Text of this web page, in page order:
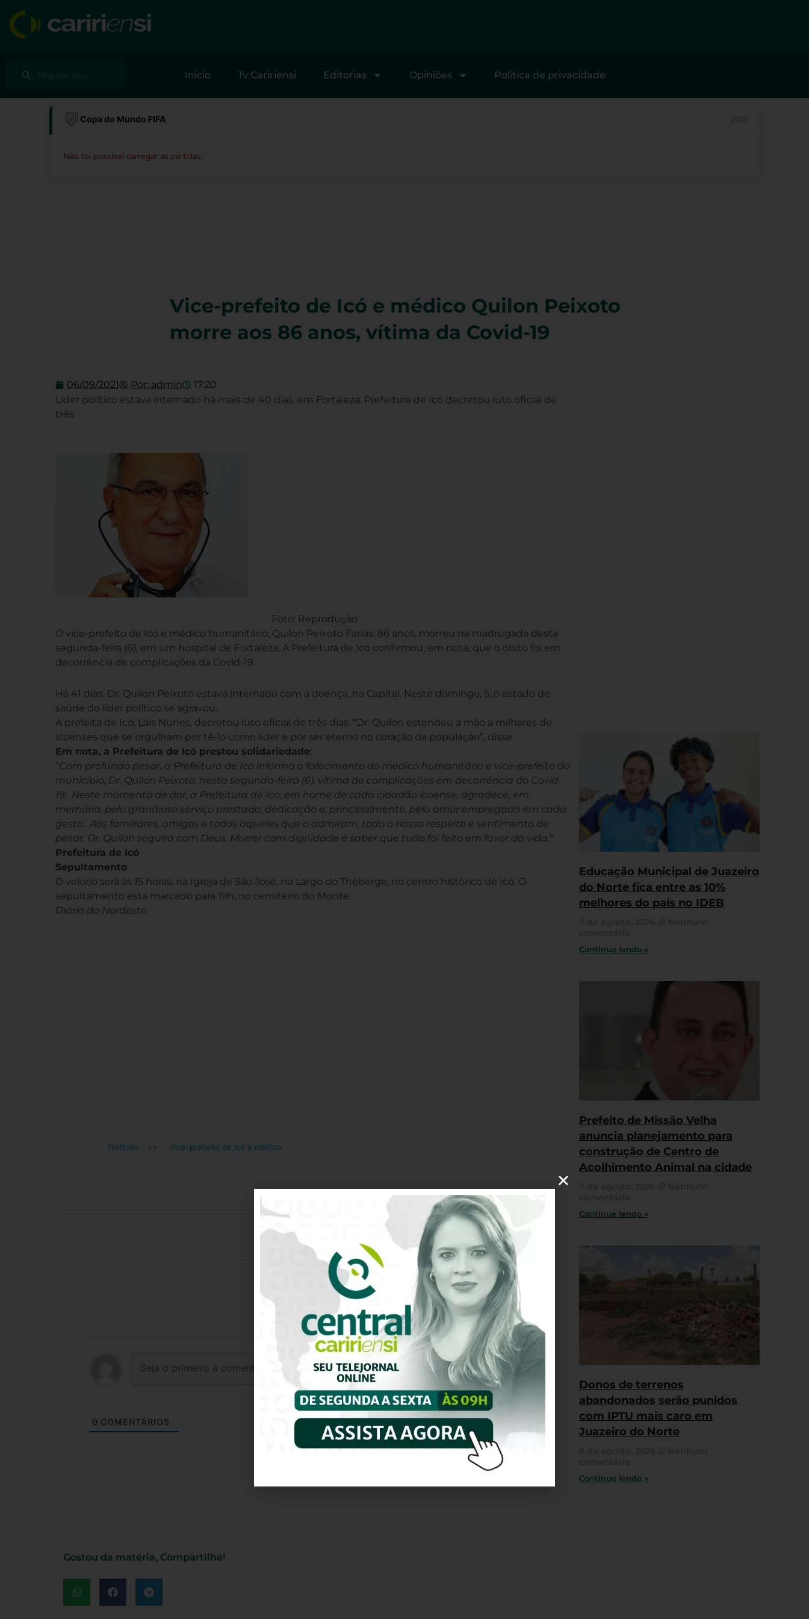
para
Pesquisar
Início Tv Caririensi Editorias Opiniões Política de privacidade
Copa do Mundo FIFA
Não foi possível carregar as partidas.
Vice-prefeito de Icó e médico Quilon Peixoto
morre aos 86 anos, vítima da Covid-19
06/09/2021 Por: admin
17:20
Líder político estava internado há mais de 40 dias, em Fortaleza. Prefeitura de Icó decretou luto oficial de
três
Foto: Reprodução
O vice-prefeito de Icó e médico humanitário, Quilon Peixoto Farias, 86 anos, morreu na madrugada desta
segunda-feira (6), em um hospital de Fortaleza. A Prefeitura de Icó confirmou, em nota, que o óbito foi em
decorrência de complicações da Covid-19.
Há 41 dias, Dr. Quilon Peixoto estava internado com a doença, na Capital. Neste domingo, 5, o estado de
saúde do líder político se agravou.
A prefeita de Icó, Laís Nunes, decretou luto oficial de três dias. “Dr. Quilon estendeu a mão a milhares de
icoenses que se orgulham por tê-lo como líder e por ser eterno no coração da população”, disse.
Em nota, a Prefeitura de Icó prestou solidariedade:
“Com profundo pesar, a Prefeitura de Icó informa o falecimento do médico humanitário e vice-prefeito do
município, Dr. Quilon Peixoto, nesta segunda-feira (6), vítima de complicações em decorrência do Covid-
19. Neste momento de dor, a Prefeitura de Icó, em nome de cada cidadão icoense, agradece, em
memória, pelo grandioso serviço prestado, dedicação e, principalmente, pelo amor empregado em cada
gesto. Aos familiares, amigos e todos aqueles que o admiram, todo o nosso respeito e sentimento de
pesar. Dr. Quilon seguirá com Deus. Morrer com dignidade é saber que tudo foi feito em favor da vida.“
Prefeitura de Icó
Sepultamento
O velório será às 15 horas, na Igreja de São José, no Largo do Théberge, no centro histórico de Icó. O
sepultamento está marcado para 19h, no cemitério do Monte.
Diário do Nordeste
Notícias >> Vice-prefeito de Icó e médico
0
Avaliação do artigo
0 COMENTÁRIOS
Gostou da matéria, Compartilhe!
Educação Municipal de Juazeiro
do Norte fica entre as 10%
melhores do país no IDEB
Continue lendo »
Prefeito de Missão Velha
anuncia planejamento para
construção de Centro de
Acolhimento Animal na cidade
Continue lendo »
Donos de terrenos
abandonados serão punidos
com IPTU mais caro em
Juazeiro do Norte
Continue lendo »